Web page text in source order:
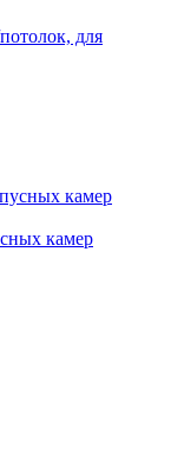
для
камер